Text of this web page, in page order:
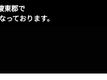
東郡で
ております。